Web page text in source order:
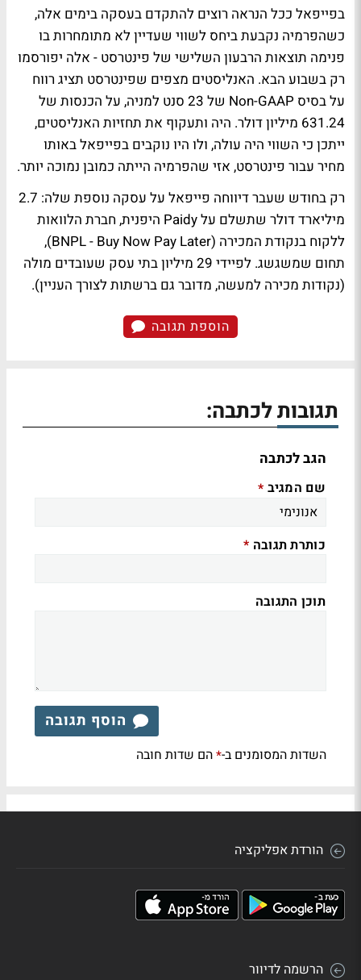
בפייפאל ככל הנראה רוצים להתקדם בעסקה בימים אלה,
כשהפרמיה נקבעת ביחס לשווי שעדיין לא מתומחרות בו
פנימה תוצאות הרבעון השלישי של פינטרסט - אלה יפורסמו
רק בשבוע הבא. האנליסטים מצפים שפינטרסט תציג רווח
על בסיס Non-GAAP של 23 סנט למניה, על הכנסות של
631.24 מיליון דולר. היה ותעקוף את תחזיות האנליסטים,
ייתכן כי השווי היה עולה, ולו היו נוקבים בפייפאל באותו
מחיר עבור פינטרסט, אזי שהפרמיה הייתה כמובן נמוכה יותר.
רק בחודש שעבר דיווחה פייפאל על עסקה נוספת שלה: 2.7
מיליארד דולר שתשלם על Paidy היפנית, חברת הלוואות
ללקוח בנקודת המכירה (BNPL - Buy Now Pay Later),
תחום שמשגשג. לפיידי 29 מיליון בתי עסק שעובדים מולה
(נקודות מכירה למעשה, מדובר גם ברשתות לצורך העניין).
הוספת תגובה
תגובות לכתבה:
הגב לכתבה
שם המגיב *
כותרת תגובה *
תוכן התגובה
הוסף תגובה
השדות המסומנים ב-*הם שדות חובה
הורדת אפליקציה
הרשמה לדיוור